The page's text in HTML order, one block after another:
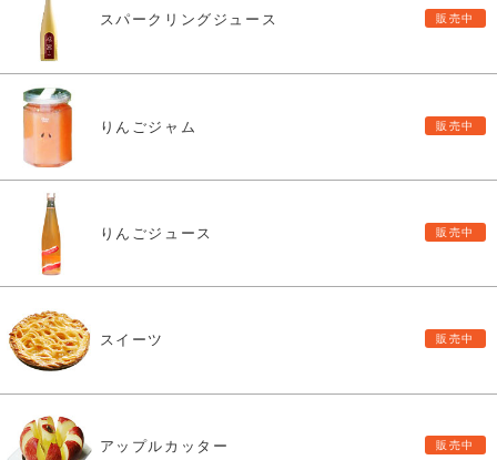
スパークリングジュース
りんごジャム
りんごジュース
スイーツ
アップルカッター